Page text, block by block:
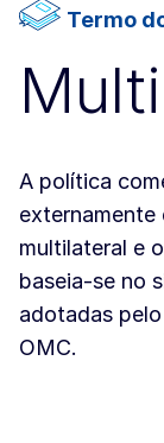
Termo
A política
externamente
multilateral e
baseia-se no
adotadas
OMC.